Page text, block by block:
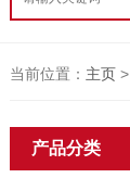
当前位置： 主页>
产品分类